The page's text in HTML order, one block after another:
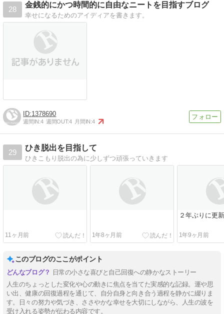
28
金銭的にかつ時間的に自由なニートを目指すブログ
幸せになるためのアイディアを書きます。
1378690
週間IN:4 週間OUT:4 月間IN:4
29
ひき脱出を目指して
ひきこもり脱出の為に少しずつ頑張っていきます
11ヶ月前 1年8ヶ月前
２年ぶりに更新
1年9ヶ月前
このブログのここがポイント
日常の小さな喜びと自己回復への静かなストーリー
人生のちょっとした変化や心の動きに焦点を当てた実感的な記録。運や思
い出、健康の回復過程を通じて、自分自身と向き合う過程を静かに綴りま
す。日々の努力や気づき、ささやかな幸せを大切にしながら、人生の波を
受け入れる姿勢が伝わる内容です。